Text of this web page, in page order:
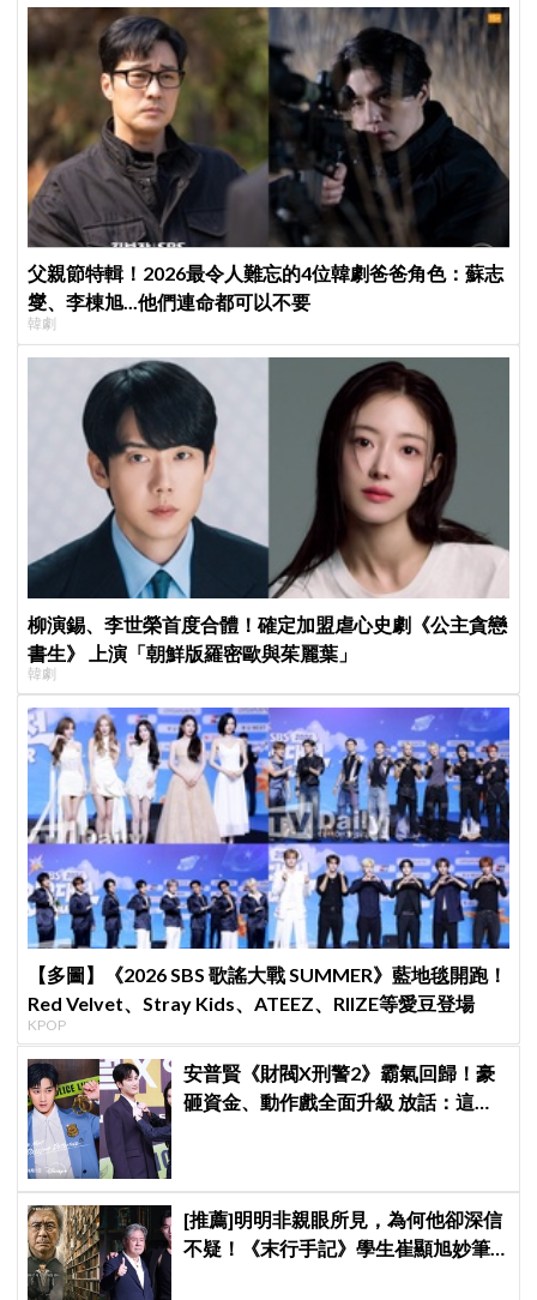
父親節特輯！2026最令人難忘的4位韓劇爸爸角色：蘇志
燮、李棟旭...他們連命都可以不要
韓劇
柳演錫、李世榮首度合體！確定加盟虐心史劇《公主貪戀
書生》 上演「朝鮮版羅密歐與茱麗葉」
韓劇
【多圖】《2026 SBS 歌謠大戰 SUMMER》藍地毯開跑！
Red Velvet、Stray Kids、ATEEZ、RIIZE等愛豆登場
KPOP
安普賢《財閥X刑警2》霸氣回歸！豪
砸資金、動作戲全面升級 放話：這次
[推薦]明明非親眼所見，為何他卻深信
不疑！《末行手記》學生崔顯旭妙筆